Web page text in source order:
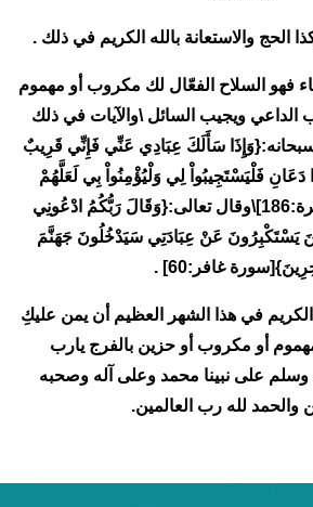
الحج والاستعانة بالله الكريم في ذلك .
فهو السلاح الفعّال لك مكروب أو مهموم
الداعي ويجيب السائل \والآيات في ذلك
سَأَلَكَ عِبَادِي عَنِّي فَإِنِّي قَرِيبٌ
دَعَانِ فَلْيَسْتَجِيبُواْ لِي وَلْيُؤْمِنُواْ بِي لَعَلَّهُمْ
يَرْشُدُونَ}[سورة البقرة:186]\وقال تعالى:{وَقَالَ رَبُّكُمُ ادْعُونِي
يَسْتَكْبِرُونَ عَنْ عِبَادَتِي سَيَدْخُلُونَ جَهَنَّمَ
غافر:60] .
في هذا الشهر العظيم أن يمن عليكِ
أو مكروب أو حزين بالفرج يارب
وسلم على نبينا محمد وعلى آله وصحبه
والحمد لله رب العالمين.